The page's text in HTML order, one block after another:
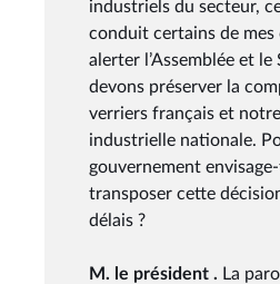
industriels du secteur,
conduit certains de mes
alerter l’Assemblée et le
devons préserver la
verriers français et
industrielle nationale.
gouvernement
transposer cette
délais ?
M. le président . La